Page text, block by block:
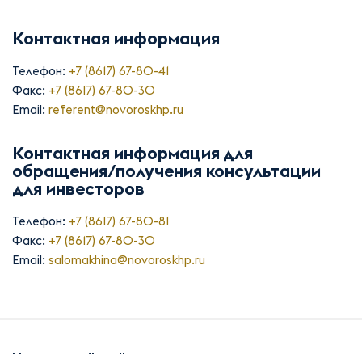
Контактная информация
Телефон: +7 (8617) 67-80-41
Факс: +7 (8617) 67-80-30
Email: referent@novoroskhp.ru
Контактная информация для
обращения/получения консультации
для инвесторов
Телефон: +7 (8617) 67-80-81
Факс: +7 (8617) 67-80-30
Email: salomakhina@novoroskhp.ru